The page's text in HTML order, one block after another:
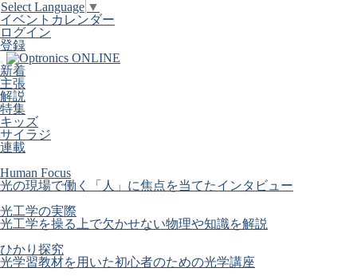
Select Language ▼
イベントカレンダー
ログイン
登録
新着
主張
解説
特集
キッズ
サイラジ
連載
Human Focus
光の現場で働く「人」に焦点を当てたインタビュー
光工学の実際
光工学を操る上で欠かせない物理や知識を解説
ひかり探究
光学習教材を用いた初心者のための光学講座